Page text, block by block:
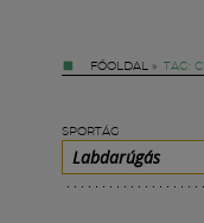
FŐOLDAL » TAG:
SPORTÁG
Labdarúgás